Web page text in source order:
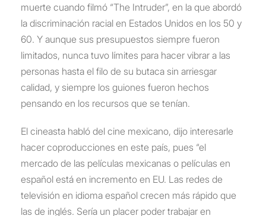
muerte cuando filmó “The Intruder”, en la que abordó
la discriminación racial en Estados Unidos en los 50 y
60. Y aunque sus presupuestos siempre fueron
limitados, nunca tuvo límites para hacer vibrar a las
personas hasta el filo de su butaca sin arriesgar
calidad, y siempre los guiones fueron hechos
pensando en los recursos que se tenían.
El cineasta habló del cine mexicano, dijo interesarle
hacer coproducciones en este país, pues “el
mercado de las películas mexicanas o películas en
español está en incremento en EU. Las redes de
televisión en idioma español crecen más rápido que
las de inglés. Sería un placer poder trabajar en